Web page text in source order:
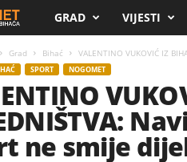
i
s
a
GRAD VIJESTI
Grad Bihać VALENTINO VUKOVIĆ IZ
SPORT NOGOMET
ne smije